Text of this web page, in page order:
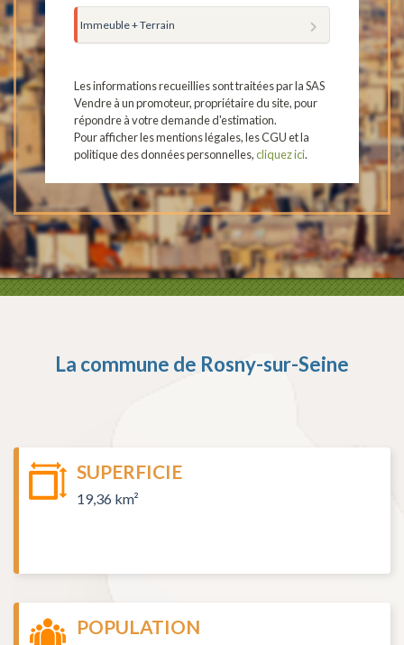
Immeuble + Terrain
Les informations recueillies sont traitées par la SAS
Vendre à un promoteur, propriétaire du site, pour
répondre à votre demande d'estimation.
Pour afficher les mentions légales, les CGU et la
politique des données personnelles,cliquez ici.
La commune de Rosny-sur-Seine
SUPERFICIE
19,36 km²
POPULATION